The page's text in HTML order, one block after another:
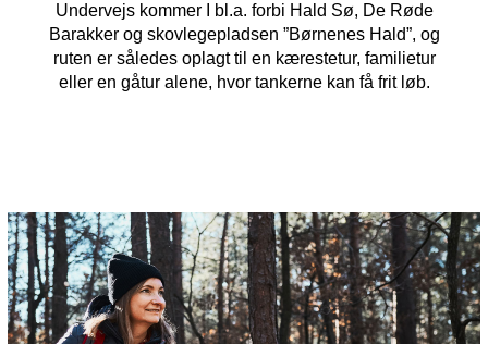
Undervejs kommer I bl.a. forbi Hald Sø, De Røde
Barakker og skovlegepladsen ”Børnenes Hald”, og
ruten er således oplagt til en kærestetur, familietur
eller en gåtur alene, hvor tankerne kan få frit løb.